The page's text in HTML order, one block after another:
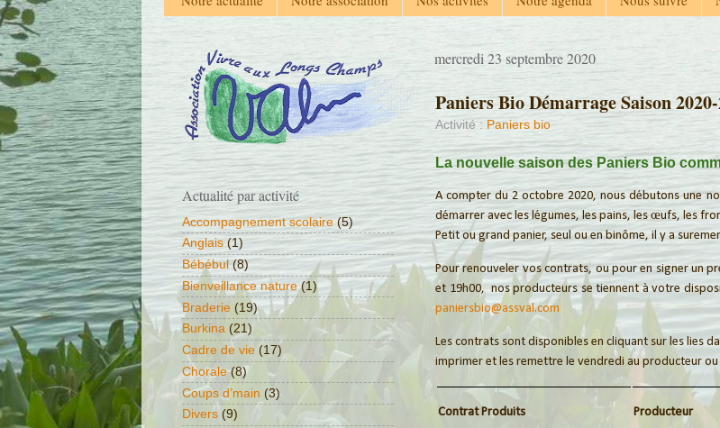
mercredi 23 septembre 2020
Paniers Bio Démarrage Saison
Activité : Paniers bio
La nouvelle saison des Paniers Bio
A compter du 2 octobre 2020, nous débutons une
démarrer avec les légumes, les pains, les œufs, les
Petit ou grand panier, seul ou en binôme, il y a
Pour renouveler vos contrats, ou pour en signer un
et 19h00, nos producteurs se tiennent à votre
paniersbio@assval.com
Les contrats sont disponibles en cliquant sur les lies
imprimer et les remettre le vendredi au producteur
Contrat Produits Producteur
Actualité par activité
Accompagnement scolaire (5)
Anglais (1)
Bébébul (8)
Bienveillance nature (1)
Braderie (19)
Burkina (21)
Cadre de vie (17)
Chorale (8)
Coups d’main (3)
Divers (9)